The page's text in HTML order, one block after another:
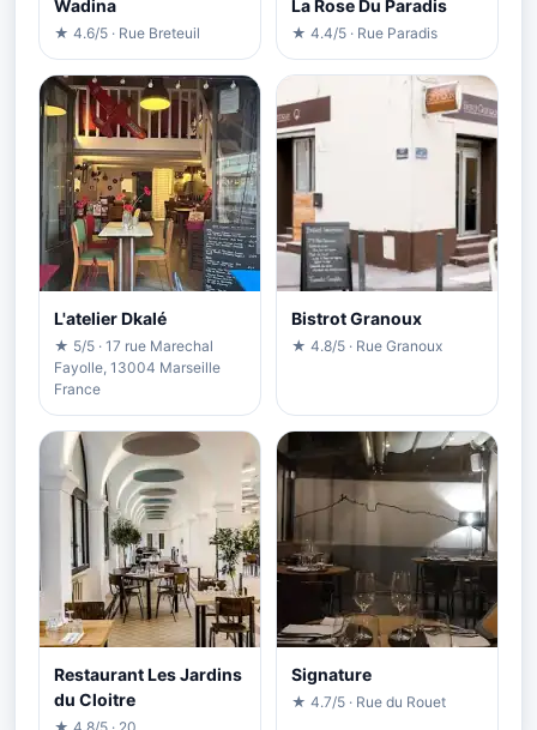
Wadina
★ 4.6/5 · Rue Breteuil
La Rose Du Paradis
★ 4.4/5 · Rue Paradis
L'atelier Dkalé
★ 5/5 · 17 rue Marechal
Fayolle, 13004 Marseille
France
Bistrot Granoux
★ 4.8/5 · Rue Granoux
Restaurant Les Jardins
du Cloitre
Signature
★ 4.7/5 · Rue du Rouet